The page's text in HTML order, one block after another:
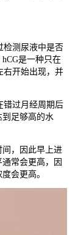
测尿液中是否
是一种只在
右开始出现，并
过月经周期后
足够高的水
，因此早上进
常会更高，因
会更高。